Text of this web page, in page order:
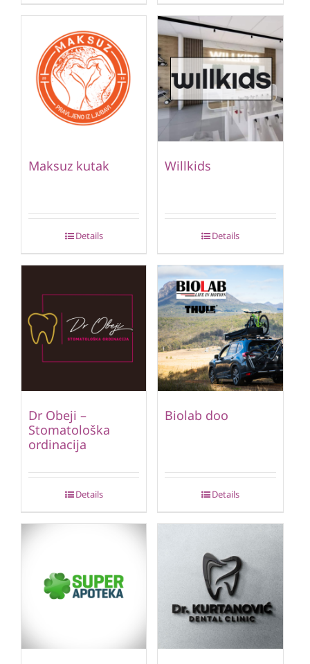
Maksuz kutak
Details
Willkids
Details
Dr Obeji –
Stomatološka
ordinacija
Details
Biolab doo
Details